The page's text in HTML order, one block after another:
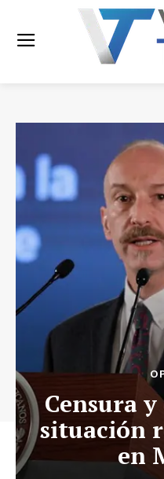
Censura
situación
en